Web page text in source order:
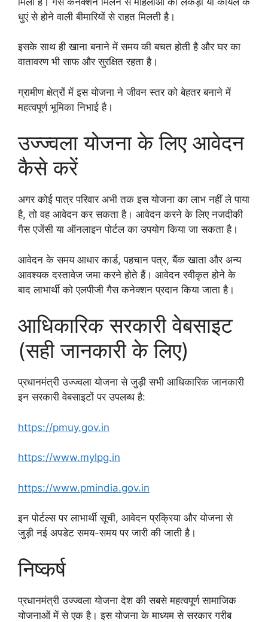
धुएं से होने वाली बीमारियों से राहत मिलती है।
इसके साथ ही खाना बनाने में समय की बचत होती है और घर का
वातावरण भी साफ और सुरक्षित रहता है।
ग्रामीण क्षेत्रों में इस योजना ने जीवन स्तर को बेहतर बनाने में
महत्वपूर्ण भूमिका निभाई है।
उज्ज्वला योजना के लिए आवेदन
कैसे करें
अगर कोई पात्र परिवार अभी तक इस योजना का लाभ नहीं ले पाया
है, तो वह आवेदन कर सकता है। आवेदन करने के लिए नजदीकी
गैस एजेंसी या ऑनलाइन पोर्टल का उपयोग किया जा सकता है।
आवेदन के समय आधार कार्ड, पहचान पत्र, बैंक खाता और अन्य
आवश्यक दस्तावेज जमा करने होते हैं। आवेदन स्वीकृत होने के
बाद लाभार्थी को एलपीजी गैस कनेक्शन प्रदान किया जाता है।
आधिकारिक सरकारी वेबसाइट
(सही जानकारी के लिए)
प्रधानमंत्री उज्ज्वला योजना से जुड़ी सभी आधिकारिक जानकारी
इन सरकारी वेबसाइटों पर उपलब्ध है:
https://pmuy.gov.in
https://www.mylpg.in
https://www.pmindia.gov.in
इन पोर्टल्स पर लाभार्थी सूची, आवेदन प्रक्रिया और योजना से
जुड़ी नई अपडेट समय-समय पर जारी की जाती है।
निष्कर्ष
प्रधानमंत्री उज्ज्वला योजना देश की सबसे महत्वपूर्ण सामाजिक
योजनाओं में से एक है। इस योजना के माध्यम से सरकार गरीब